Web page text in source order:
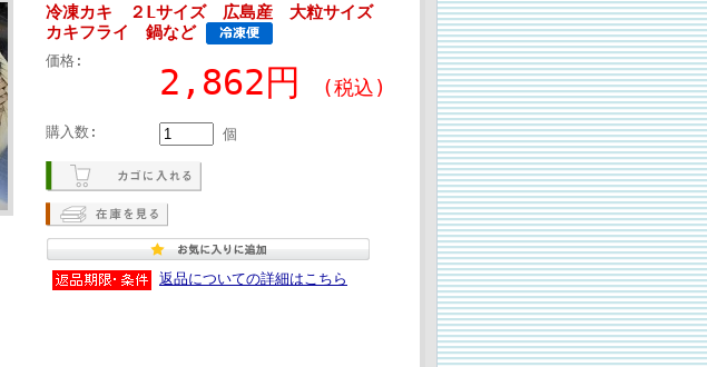
冷凍カキ ２Lサイズ 広島産 大粒サイズ
カキフライ 鍋など
価格:
2,862円 (税込)
購入数: 個
返品についての詳細はこちら